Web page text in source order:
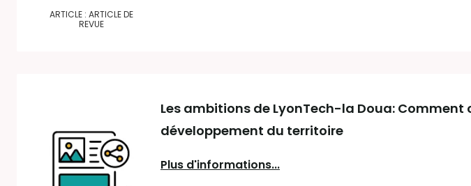
ARTICLE : ARTICLE DE
REVUE
Les ambitions de LyonTech-la Doua:
développement du territoire
Plus d'informations...